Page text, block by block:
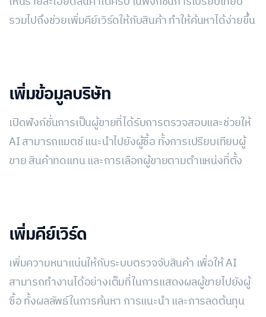
รวมไปถึงช่วยเพิ่มคีย์เวิร์ดให้กับสินค้า ทำให้ค้นหาได้ง่ายขึ้น
เพิ่มข้อมูลบริษัท
เปิดฟังก์ชั่นการเป็นผู้ขายที่ได้รับการตรวจสอบและช่วยให้
AI สามารถแมตช์ แนะนำไปยังผู้ซื้อ ทั้งการเปรียบเทียบผู้
ขาย สินค้าทดแทน และการเลือกผู้ขายตามตำแหน่งที่ตั้ง
เพิ่มคีย์เวิร์ด
เพิ่มความหนาแน่นให้กับระบบตรวจจับสินค้า เพื่อให้ AI
สามารถทำงานได้อย่างเต็มที่ในการแสดงผลผู้ขายไปยังผู้
ซื้อ ทั้งผลลัพธ์ในการค้นหา การแนะนำ และการลดต้นทุน